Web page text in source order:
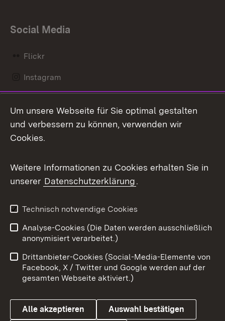
Social Media
Flickr
Instagram
Mastodon
Messenger
Social Wall
X / Twitter
Youtube
Benutzungshinweise
Barrierefreiheit
Datenschutz
Cookies
Um unsere Webseite für Sie optimal gestalten
und verbessern zu können, verwenden wir
Cookies.
Weitere Informationen zu Cookies erhalten Sie in
unserer Datenschutzerklärung.
Technisch notwendige Cookies
Analyse-Cookies (Die Daten werden ausschließlich
anonymisiert verarbeitet.)
Drittanbieter-Cookies (Social-Media-Elemente von
Facebook, X / Twitter und Google werden auf der
gesamten Webseite aktiviert.)
Alle akzeptieren Auswahl bestätigen